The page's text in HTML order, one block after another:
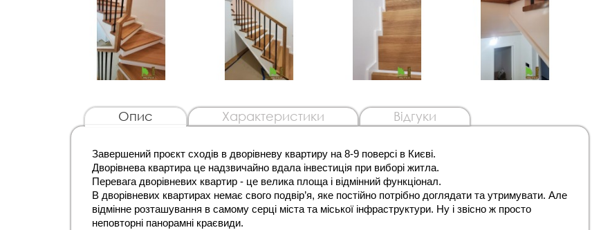
Опис Характеристики Відгуки
Завершений проєкт сходів в дворівневу квартиру на 8-9 поверсі в Києві.
Дворівнева квартира це надзвичайно вдала інвестиція при виборі житла.
Перевага дворівневих квартир - це велика площа і відмінний функціонал.
В дворівневих квартирах немає свого подвір’я, яке постійно потрібно доглядати та утримувати. Але
відмінне розташування в самому серці міста та міської інфраструктури. Ну і звісно ж просто
неповторні панорамні краєвиди.